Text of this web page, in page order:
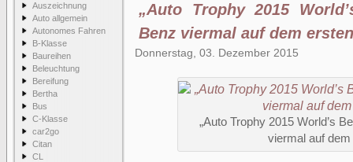
Auszeichnung
Auto allgemein
Autonomes Fahren
B-Klasse
Baureihen
Beleuchtung
Bereifung
Bertha
Bus
C-Klasse
car2go
Citan
CL
„Auto Trophy 2015
Benz viermal auf dem
Donnerstag, 03. Dezember 2015
„Auto Trophy 2015 World’s
viermal auf